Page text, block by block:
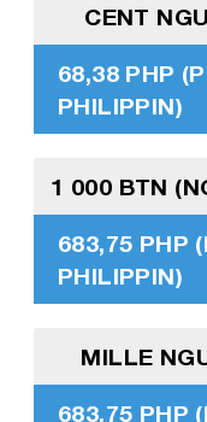
CENT
68,38 PHP
PHILIPPIN)
1 000 BTN
683,75 PHP
PHILIPPIN)
MILLE
683,75 PHP